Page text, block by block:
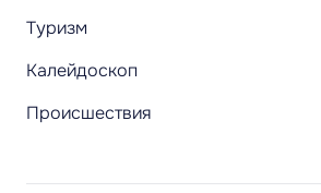
Туризм
Калейдоскоп
Происшествия